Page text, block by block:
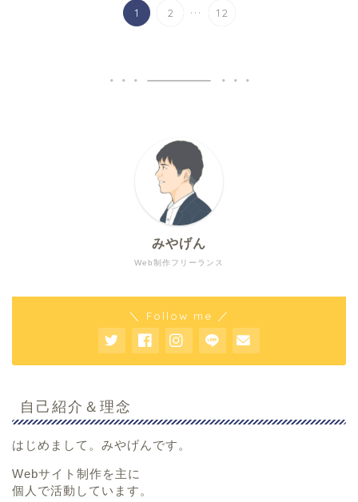
1 2 ... 12
Web制作フリーランス
みやげん
＼ Follow me ／
自己紹介＆理念
はじめまして。みやげんです。
Webサイト制作を主に
個人で活動しています。